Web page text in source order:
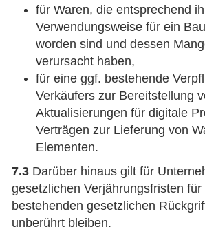
für Waren, die entsprechend
Verwendungsweise für ein
worden sind und dessen
verursacht haben,
für eine ggf. bestehende
Verkäufers zur Bereitstellung
Aktualisierungen für digitale
Verträgen zur Lieferung von
Elementen.
7.3 Darüber hinaus gilt für
gesetzlichen Verjährungsfristen für
bestehenden gesetzlichen
unberührt bleiben.